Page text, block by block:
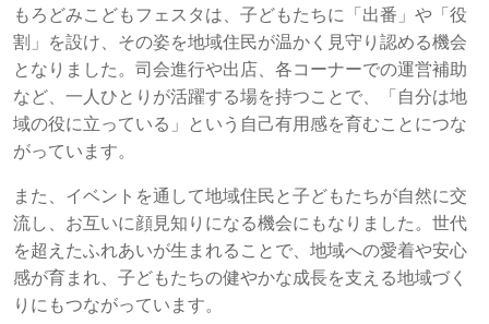
もろどみこどもフェスタは、子どもたちに「出番」や「役
割」を設け、その姿を地域住民が温かく見守り認める機会
となりました。司会進行や出店、各コーナーでの運営補助
など、一人ひとりが活躍する場を持つことで、「自分は地
域の役に立っている」という自己有用感を育むことにつな
がっています。
また、イベントを通して地域住民と子どもたちが自然に交
流し、お互いに顔見知りになる機会にもなりました。世代
を超えたふれあいが生まれることで、地域への愛着や安心
感が育まれ、子どもたちの健やかな成長を支える地域づく
りにもつながっています。